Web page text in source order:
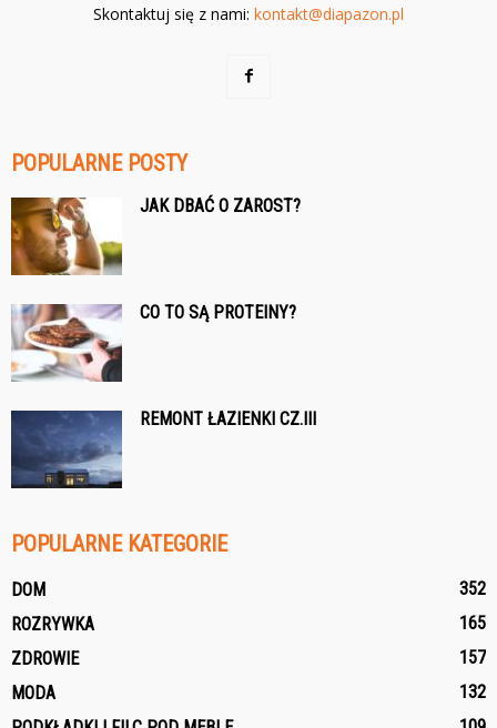
Skontaktuj się z nami: kontakt@diapazon.pl
POPULARNE POSTY
JAK DBAĆ O ZAROST?
CO TO SĄ PROTEINY?
REMONT ŁAZIENKI CZ.III
POPULARNE KATEGORIE
DOM
352
ROZRYWKA
165
ZDROWIE
157
MODA
132